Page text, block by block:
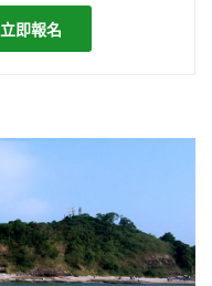
立即報名